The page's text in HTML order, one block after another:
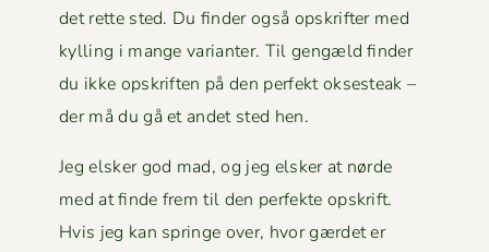
det rette sted. Du find­er også opskrifter med
kylling i mange vari­anter. Til gengæld find­er
du ikke opskriften på den per­fekt okses­teak –
der må du gå et andet sted hen.
Jeg elsker god mad, og jeg elsker at nørde
med at finde frem til den per­fek­te opskrift.
Hvis jeg kan springe over, hvor gærdet er